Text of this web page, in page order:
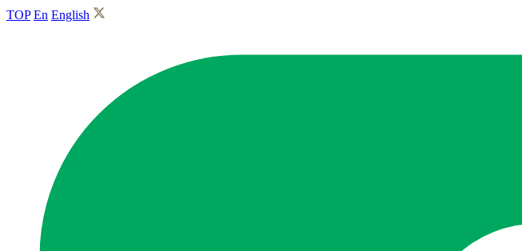
TOP En English